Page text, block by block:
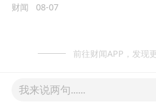
财闻 08-07
前往财闻APP，发现
我来说两句......